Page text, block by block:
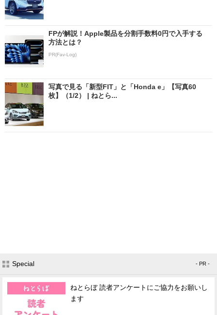
FPが解説！Apple製品を分割手数料0円で入手する
方法とは？
PR(Fav-Log)
写真で見る「新型FIT」と「Honda e」【写真60
枚】（1/2） | ねとら...
Special - PR -
ねとらぼ 読者アンケートにご協力をお願いし
ます